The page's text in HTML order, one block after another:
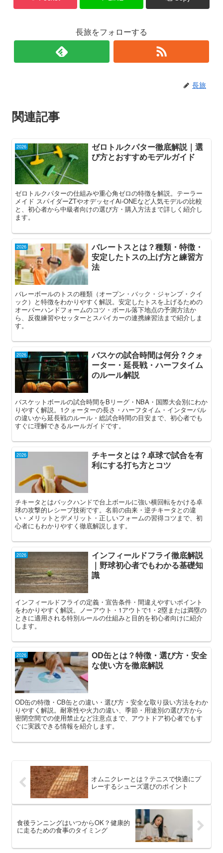
長旅をフォローする
長旅
関連記事
2026
ゼロトルクパター徹底解説｜選
び方とおすすめモデルガイド
ゼロトルクパターの仕組みや重心角ゼロの特徴を解説。テーラー
メイド スパイダーZTやオデッセイAi-ONEなど人気モデルの比較
と、初心者から中級者向けの選び方・購入方法まで詳しく紹介し
ます。
2026
バレートスとは？種類・特徴・
安定したトスの上げ方と練習方
法
バレーボールのトスの種類（オープン・バック・ジャンプ・クイ
ック）と特徴をわかりやすく解説。安定したトスを上げるための
オーバーハンドフォームのコツ・ボール落下地点の予測方法か
ら、反復練習やセッターとスパイカーの連携練習法まで紹介しま
す。
2026
バスケの試合時間は何分？クォ
ーター・延長戦・ハーフタイム
のルール解説
バスケットボールの試合時間をBリーグ・NBA・国際大会別にわか
りやすく解説。1クォーターの長さ・ハーフタイム・インターバル
の違いから延長戦のルール・総試合時間の目安まで、初心者でも
すぐに理解できるルールガイドです。
2026
チキータとは？卓球で試合を有
利にする打ち方とコツ
チキータとはバックハンドで台上ボールに強い横回転をかける卓
球の攻撃的レシーブ技術です。名前の由来・逆チキータとの違
い・メリットとデメリット・正しいフォームの習得コツまで、初
心者にもわかりやすく徹底解説します。
2026
インフィールドフライ徹底解説
｜野球初心者でもわかる基礎知
識
インフィールドフライの定義・宣告条件・間違えやすいポイント
をわかりやすく解説。ノーアウト・1アウトで1・2塁または満塁の
ときに適用される特別ルールの仕組みと目的を初心者向けに紹介
します。
2026
OD缶とは？特徴・選び方・安全
な使い方を徹底解説
OD缶の特徴・CB缶との違い・選び方・安全な取り扱い方法をわか
りやすく解説。耐寒性や火力の違い、季節・用途別の選び方から
密閉空間での使用禁止など注意点まで、アウトドア初心者でもす
ぐに実践できる情報を紹介します。
オムニクレーとは？テニスで快適にプ
レーするシューズ選びのポイント
食後ランニングはいつからOK？健康的
に走るための食事のタイミング